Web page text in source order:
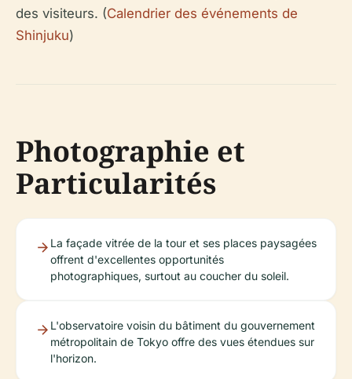
des visiteurs. (Calendrier des événements de
Shinjuku)
Photographie et
Particularités
La façade vitrée de la tour et ses places paysagées
offrent d'excellentes opportunités
photographiques, surtout au coucher du soleil.
L'observatoire voisin du bâtiment du gouvernement
métropolitain de Tokyo offre des vues étendues sur
l'horizon.